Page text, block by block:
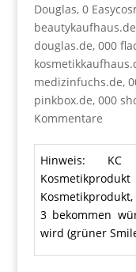
Douglas, 0
beautykaufhaus.de
douglas.de, 000
medizinfuchs.de,
pinkbox.de, 000
Kommentare
Hinweis: KC
3 bekommen
wird (grüner